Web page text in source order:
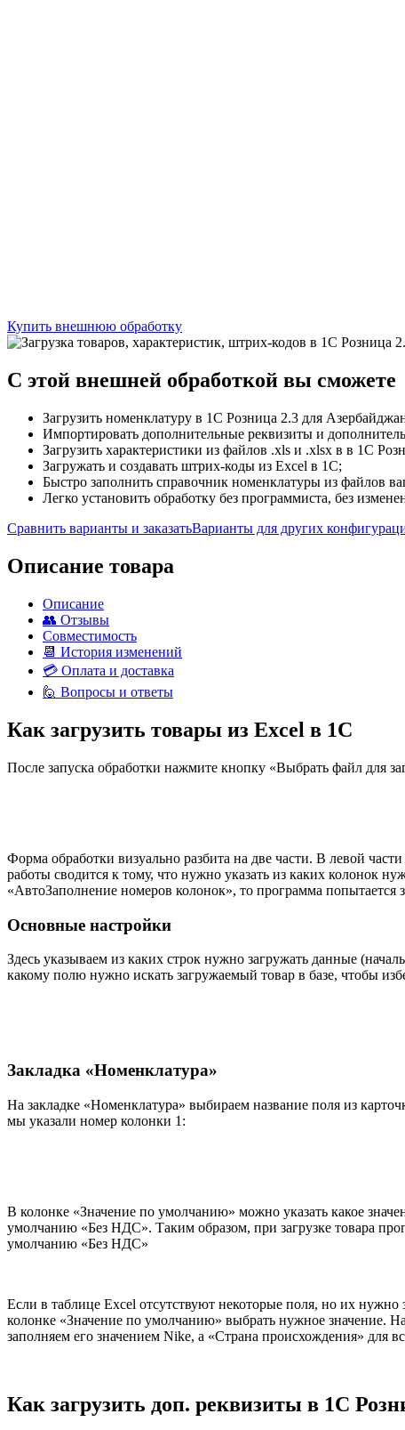
Купить внешнюю обработку
C этой внешней обработкой вы сможете
Загрузить номенклатуру в 1С Розница 2.3 для
Импортировать дополнительные реквизиты и
Загрузить характеристики из файлов .xls и .xlsx в в 1С
Загружать и создавать штрих-коды из Excel в 1С;
Быстро заполнить справочник номенклатуры из файлов
Легко установить обработку без программиста, без
Сравнить варианты и заказатьВарианты для других
Описание товара
Описание
👥 Отзывы
Совместимость
📆 История изменений
💳 Оплата и доставка
🙋 Вопросы и ответы
Как загрузить товары из Excel в 1С
После запуска обработки нажмите кнопку «Выбрать файл для
Форма обработки визуально разбита на две части. В левой
работы сводится к тому, что нужно указать из каких колонок
«АвтоЗаполнение номеров колонок», то программа попытается
Основные настройки
Здесь указываем из каких строк нужно загружать данные
какому полю нужно искать загружаемый товар в базе, чтобы
Закладка «Номенклатура»
На закладке «Номенклатура» выбираем название поля из
мы указали номер колонки 1:
В колонке «Значение по умолчанию» можно указать какое
умолчанию «Без НДС». Таким образом, при загрузке товара
умолчанию «Без НДС»
Если в таблице Excel отсутствуют некоторые поля, но их
колонке «Значение по умолчанию» выбрать нужное значение.
заполняем его значением Nike, а «Страна происхождения» для
Как загрузить доп. реквизиты в 1С